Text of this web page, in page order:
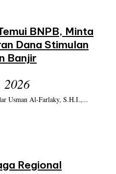
BNPB, Minta
Dana Stimulan
Banjir
2026
Usman Al-Farlaky, S.H.I.,...
Regional